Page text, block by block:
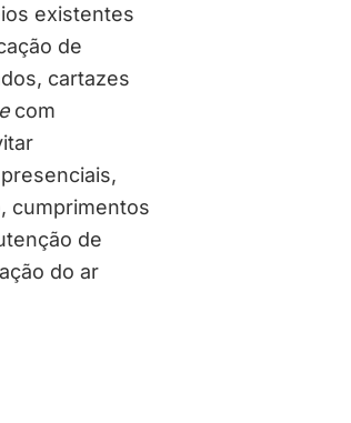
existentes
de
cartazes
com
cumprimentos
de
do ar